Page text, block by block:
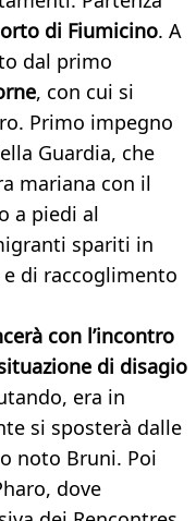
di Fiumicino. A
dal primo
, con cui si
Primo impegno
Guardia, che
mariana con il
a piedi al
spariti in
di raccoglimento
con l’incontro
di disagio
era in
si sposterà dalle
noto Bruni. Poi
dove